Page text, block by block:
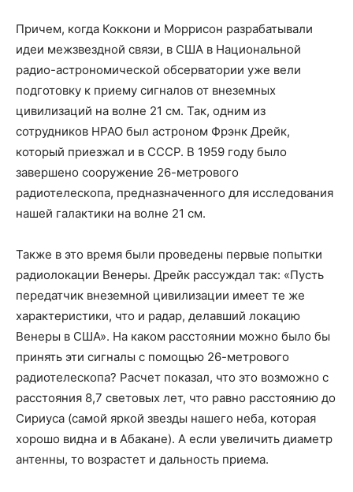
Причем, когда Коккони и Моррисон разрабатывали
идеи межзвездной связи, в США в Национальной
радио-астрономической обсерватории уже вели
подготовку к приему сигналов от внеземных
цивилизаций на волне 21 см. Так, одним из
сотрудников НРАО был астроном Фрэнк Дрейк,
который приезжал и в СССР. В 1959 году было
завершено сооружение 26-метрового
радиотелескопа, предназначенного для исследования
нашей галактики на волне 21 см.
Также в это время были проведены первые попытки
радиолокации Венеры. Дрейк рассуждал так: «Пусть
передатчик внеземной цивилизации имеет те же
характеристики, что и радар, делавший локацию
Венеры в США». На каком расстоянии можно было бы
принять эти сигналы с помощью 26-метрового
радиотелескопа? Расчет показал, что это возможно с
расстояния 8,7 световых лет, что равно расстоянию до
Сириуса (самой яркой звезды нашего неба, которая
хорошо видна и в Абакане). А если увеличить диаметр
антенны, то возрастет и дальность приема.